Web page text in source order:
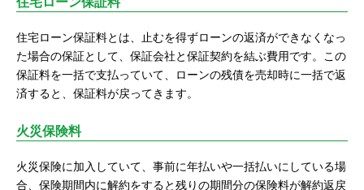
住宅ローン保証料とは、止むを得ずローンの返済ができなくなっ
た場合の保証として、保証会社と保証契約を結ぶ費用です。この
保証料を一括で支払っていて、ローンの残債を売却時に一括で返
済すると、保証料が戻ってきます。
火災保険料
火災保険に加入していて、事前に年払いや一括払いにしている場
合、保険期間内に解約をすると残りの期間分の保険料が解約返戻